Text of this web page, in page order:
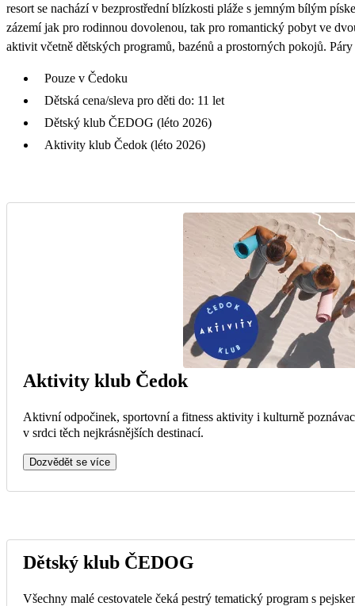
resort se nachází v bezprostřední blízkosti pláže s jemným bílým
zázemí jak pro rodinnou dovolenou, tak pro romantický pobyt ve
aktivit včetně dětských programů, bazénů a prostorných pokojů.
Pouze v Čedoku
Dětská cena/sleva pro děti do: 11 let
Dětský klub ČEDOG (léto 2026)
Aktivity klub Čedok (léto 2026)
Aktivity klub Čedok
Aktivní odpočinek, sportovní a fitness aktivity i kulturně
v srdci těch nejkrásnějších destinací.
Dozvědět se více
Dětský klub ČEDOG
Všechny malé cestovatele čeká pestrý tematický program s